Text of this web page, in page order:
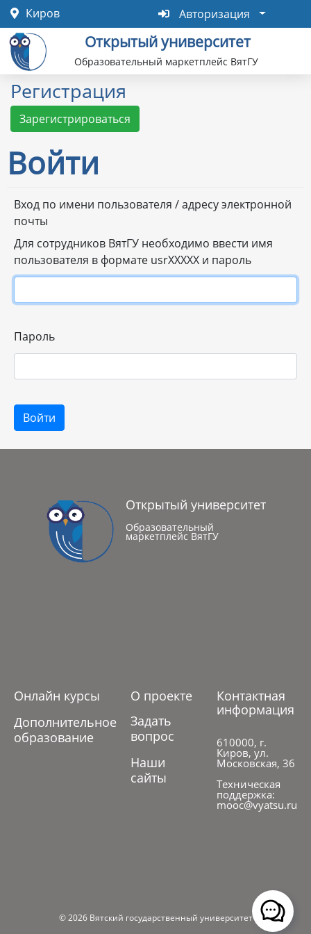
Перейти
к
основному
содержанию
Киров Авторизация
Авторизация
Открытый университет
Образовательный маркетплейс ВятГУ
Регистрация
Зарегистрироваться
Войти
Primary
tabs
Вход по имени пользователя / адресу электронной
почты
Для сотрудников ВятГУ необходимо ввести имя
пользователя в формате usrXXXXX и пароль
Пароль
Войти
Открытый университет
Образовательный
маркетплейс ВятГУ
Онлайн курсы
Дополнительное
образование
О проекте
Задать
вопрос
Наши
сайты
Контактная
информация
610000, г.
Киров, ул.
Московская, 36
Техническая
поддержка:
mooc@vyatsu.ru
© 2026 Вятский государственный университет